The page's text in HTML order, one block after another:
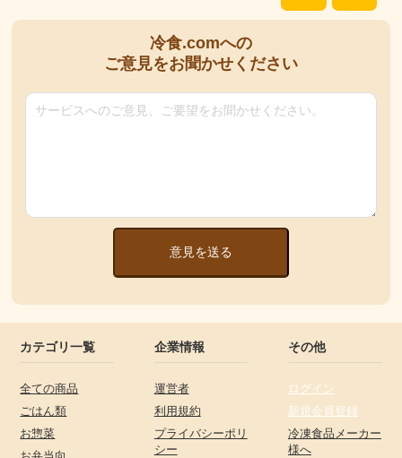
冷食.comへの
ご意見をお聞かせください
意見を送る
カテゴリ一覧
全ての商品
ごはん類
お惣菜
企業情報
運営者
利用規約
プライバシーポリ
シー
その他
ログイン
新規会員登録
冷凍食品メーカー
様へ